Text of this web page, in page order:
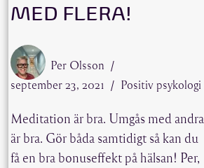
MED FLERA!
Per Olsson
september 23, 2021
Positiv psykologi
Meditation är bra. Umgås med andra
är bra. Gör båda samtidigt så kan du
få en bra bonuseffekt på hälsan! Per,